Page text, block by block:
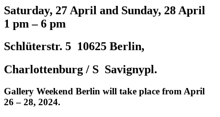
Saturday, 27 April and Sunday, 28 April
1 pm – 6 pm
Schlüterstr. 5 10625 Berlin,
Charlottenburg / S Savignypl.
Gallery Weekend Berlin will take place from April
26 – 28, 2024.